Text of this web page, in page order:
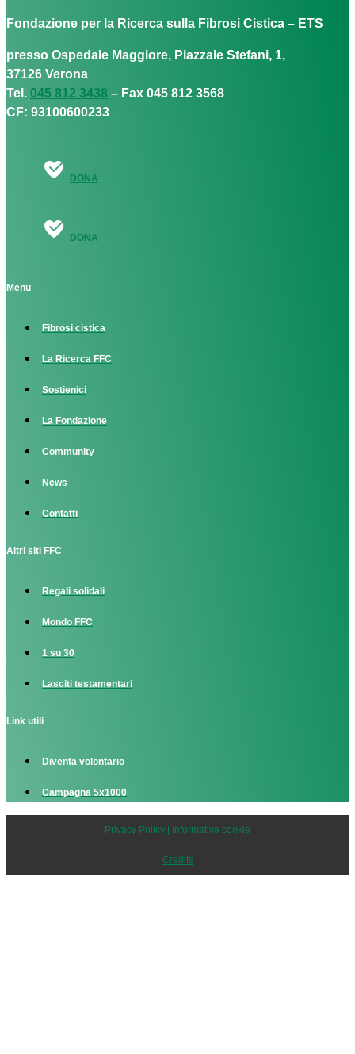
Fondazione per la Ricerca sulla Fibrosi Cistica – ETS
presso Ospedale Maggiore, Piazzale Stefani, 1,
37126 Verona
Tel. 045 812 3438 – Fax 045 812 3568
CF: 93100600233
DONA
DONA
Menu
Fibrosi cistica
La Ricerca FFC
Sostienici
La Fondazione
Community
News
Contatti
Altri siti FFC
Regali solidali
Mondo FFC
1 su 30
Lasciti testamentari
Link utili
Diventa volontario
Campagna 5x1000
Privacy Policy | Informativa cookie
Credits